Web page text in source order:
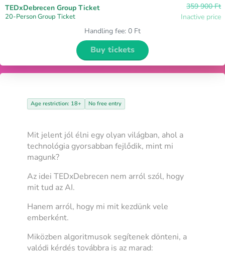
TEDxDebrecen Group Ticket
20-Person Group Ticket
359 900 Ft
Inactive price
Handling fee: 0 Ft
Buy tickets
Age restriction: 18+ No free entry
Mit jelent jól élni egy olyan világban, ahol a
technológia gyorsabban fejlődik, mint mi
magunk?
Az idei TEDxDebrecen nem arról szól, hogy
mit tud az AI.
Hanem arról, hogy mi mit kezdünk vele
emberként.
Miközben algoritmusok segítenek dönteni, a
valódi kérdés továbbra is az marad: